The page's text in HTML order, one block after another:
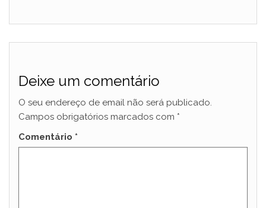
Deixe um comentário
O seu endereço de email não será publicado.
Campos obrigatórios marcados com *
Comentário *